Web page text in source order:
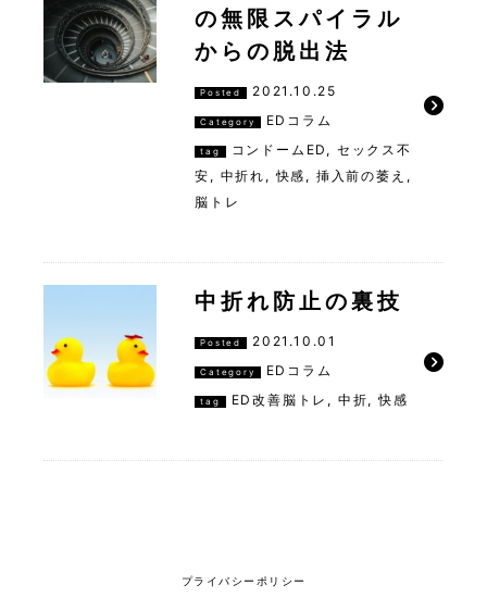
の無限スパイラル
からの脱出法
Posted 2021.10.25
Category EDコラム
tag コンドームED , セックス不
安 , 中折れ ,快感 , 挿入前の萎え ,
脳トレ
中折れ防止の裏技
Posted 2021.10.01
Category EDコラム
tag ED改善脳トレ , 中折,快感
プライバシーポリシー